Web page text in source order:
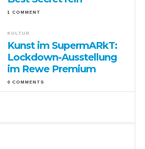
1 COMMENT
KULTUR
Kunst im SupermARkT:
Lockdown-Ausstellung
im Rewe Premium
0 COMMENTS